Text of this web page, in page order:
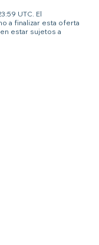
UTC. El
a finalizar esta oferta
estar sujetos a